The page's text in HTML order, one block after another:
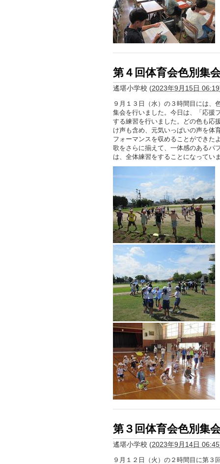
第４回体育会色別集
遙堪小学校 (2023年9月15日 06:19
９月１３日（水）の３時間目には、
集会を行いました。今日は、「応援
する練習を行いました。どの色も応
け声も含め、元気いっぱいの声を体
フォーマンスを収めることができた
歌をさらに揃えて、一体感のあるパ
は、全体練習をすることになってい
第３回体育会色別集
遙堪小学校 (2023年9月14日 06:45
９月１２日（火）の２時間目に第３